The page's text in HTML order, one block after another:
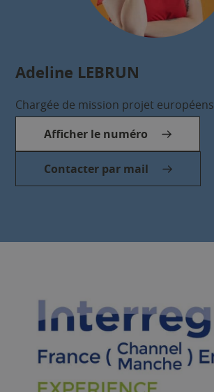
Adeline LEBRUN
Chargée de mission projet européens
Afficher le numéro
Contacter par mail